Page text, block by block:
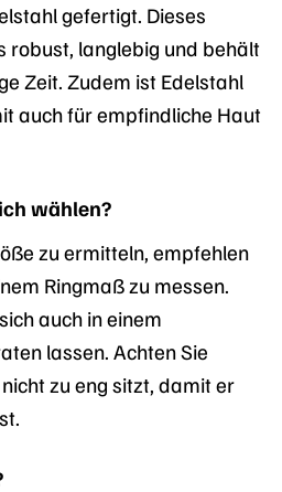
gefertigt. Dieses
robust, langlebig und behält
Zeit. Zudem ist Edelstahl
auch für empfindliche Haut
wählen?
zu ermitteln, empfehlen
Ringmaß zu messen.
auch in einem
lassen. Achten Sie
zu eng sitzt, damit er